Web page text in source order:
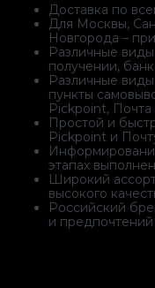
Доставка по
Для Москвы,
Новгорода –
Различные
получении,
Различные виды
пункты
Pickpoint, Почта
Простой и
Pickpoint и
этапах
Широкий
высокого
Российский
и